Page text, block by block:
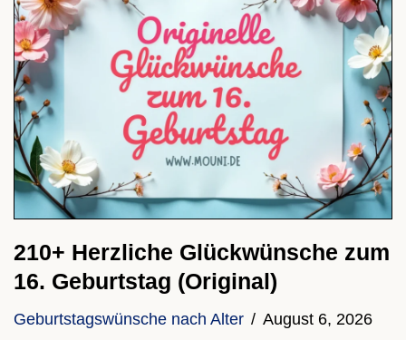
210+ Herzliche Glückwünsche zum
16. Geburtstag (Original)
Geburtstagswünsche nach Alter August 6, 2026